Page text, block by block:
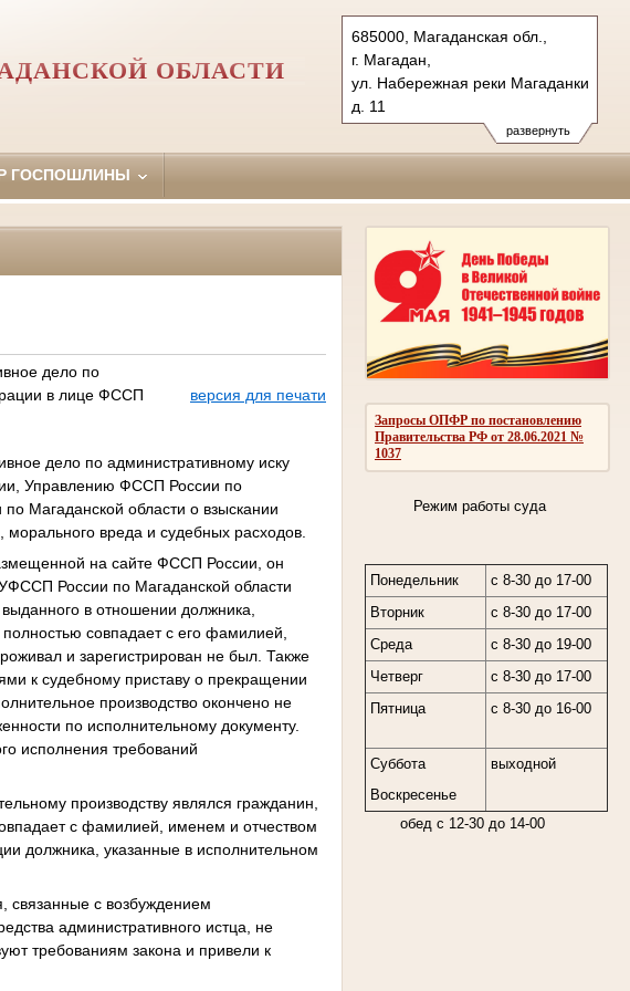
развернуть
685000, Магаданская обл.,
г. Магадан,
ул. Набережная реки Магаданки,
д. 11
Тел.: (4132) 624491, 62-79-00
62-43-85, 626855 (ф.)
ОБЛАСТИ
ГОСПОШЛИНЫ
Запросы ОПФР по постановлению
Правительства РФ от 28.06.2021 №
1037
Режим работы суда
Понедельник
с 8-30 до 17-00
Вторник
с 8-30 до 17-00
Среда
с 8-30 до 19-00
Четверг
с 8-30 до 17-00
Пятница
с 8-30 до 16-00
Суббота
Воскресенье
выходной
обед с 12-30 до 14-00
дело по
в лице ФССП
версия для печати
дело по административному иску
Управлению ФССП России по
Магаданской области о взыскании
вреда и судебных расходов.
на сайте ФССП России, он
России по Магаданской области
в отношении должника,
совпадает с его фамилией,
и зарегистрирован не был. Также
к судебному приставу о прекращении
производство окончено не
по исполнительному документу.
исполнения требований
производству являлся гражданин,
с фамилией, именем и отчеством
должника, указанные в исполнительном
связанные с возбуждением
административного истца, не
требованиям закона и привели к